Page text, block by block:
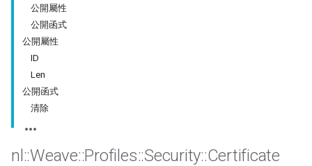
公開屬性
公開函式
公開屬性
ID
Len
公開函式
清除
nl ::Weave::Profiles::Security::Certificate